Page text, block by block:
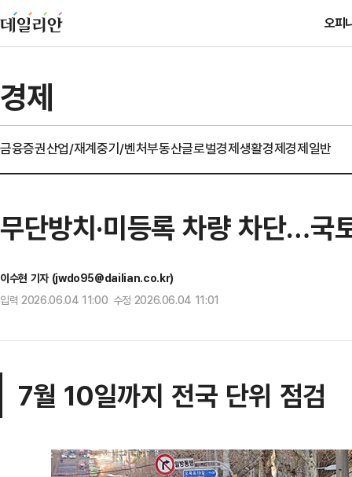
오피
경제
금융증권산업/재계중기/벤처부동산글로벌경제생활경제경제일반
무단방치·미등록 차량 차단…국
이수현 기자 (jwdo95@dailian.co.kr)
입력 2026.06.04 11:00 수정 2026.06.04 11:01
7월 10일까지 전국 단위 점검